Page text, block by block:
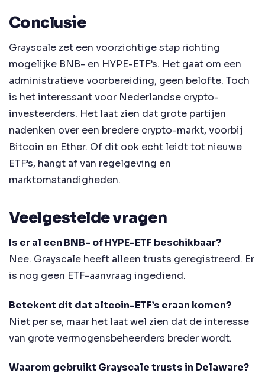
Conclusie
Grayscale zet een voorzichtige stap richting
mogelijke BNB- en HYPE-ETF’s. Het gaat om een
administratieve voorbereiding, geen belofte. Toch
is het interessant voor Nederlandse crypto-
investeerders. Het laat zien dat grote partijen
nadenken over een bredere crypto-markt, voorbij
Bitcoin en Ether. Of dit ook echt leidt tot nieuwe
ETF’s, hangt af van regelgeving en
marktomstandigheden.
Veelgestelde vragen
Is er al een BNB- of HYPE-ETF beschikbaar?
Nee. Grayscale heeft alleen trusts geregistreerd. Er
is nog geen ETF-aanvraag ingediend.
Betekent dit dat altcoin-ETF’s eraan komen?
Niet per se, maar het laat wel zien dat de interesse
van grote vermogensbeheerders breder wordt.
Waarom gebruikt Grayscale trusts in Delaware?